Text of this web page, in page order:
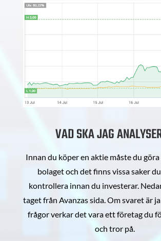
VAD SKA JAG
Innan du köper en aktie måste du göra
bolaget och det finns vissa saker
kontrollera innan du investerar.
taget från Avanzas sida. Om svaret är
frågor verkar det vara ett företag du
och tror på.